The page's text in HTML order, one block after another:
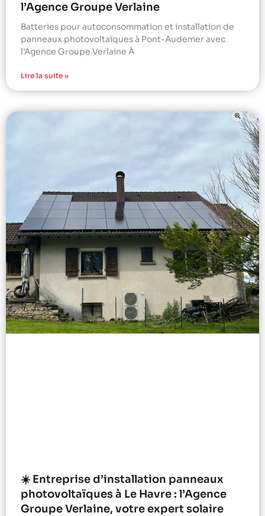
l’Agence Groupe Verlaine
Batteries pour autoconsommation et installation de
panneaux photovoltaïques à Pont-Audemer avec
l’Agence Groupe Verlaine À
Lire la suite »
☀️ Entreprise d’installation panneaux
photovoltaïques à Le Havre : l’Agence
Groupe Verlaine, votre expert solaire